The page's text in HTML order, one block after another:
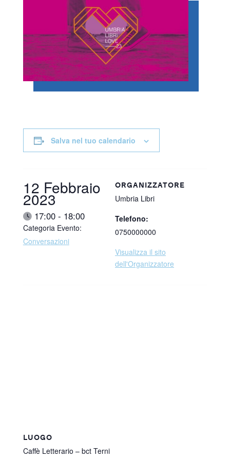
Salva nel tuo calendario
Data:
12 Febbraio
2023
Ora:17:00 - 18:00
Categoria Evento:
Conversazioni
ORGANIZZATORE
Umbria Libri
Telefono:
0750000000
Visualizza il sito
dell'Organizzatore
LUOGO
Caffè Letterario – bct Terni